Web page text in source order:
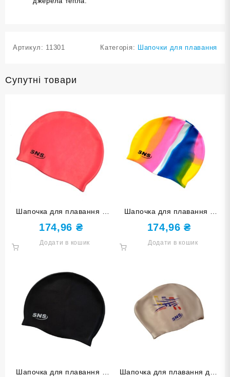
Артикул: 11301 Категорія: Шапочки для плавання
Супутні товари
Шапочка для плавання у
футлярі SNS темно-червона
SC-ТК
174,96 ₴
Додати в кошик
Шапочка для плавання у
футлярі SNS мультиколір
SC-Ц1
174,96₴
Додати в кошик
Шапочка для плавання у Шапочка для плавання для